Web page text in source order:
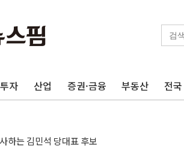
자 산업 증권·금융 부동산 전국
시 재난예산 40억 긴급 투입…고수온 양식장 복
진·영덕 '호우특보'-포항 '산사태 주의보'...경북도
합동연설회 나선 송영길·정청래·김민석 당대
] 민주, 제주·인천 경선 결과 발표...김민석